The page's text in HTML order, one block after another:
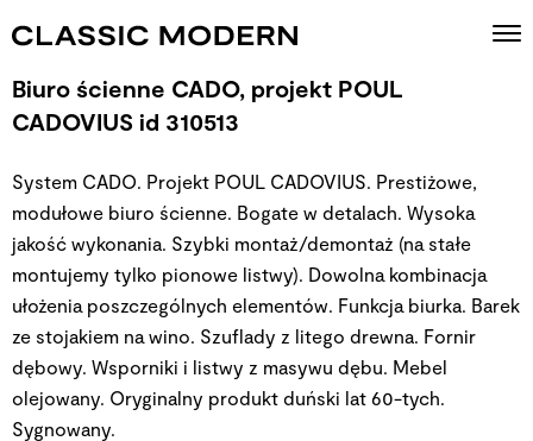
Biuro ścienne CADO, projekt POUL
CADOVIUS id 310513
System CADO. Projekt POUL CADOVIUS. Prestiżowe,
modułowe biuro ścienne. Bogate w detalach. Wysoka
jakość wykonania. Szybki montaż/demontaż (na stałe
montujemy tylko pionowe listwy). Dowolna kombinacja
ułożenia poszczególnych elementów. Funkcja biurka. Barek
ze stojakiem na wino. Szuflady z litego drewna. Fornir
dębowy. Wsporniki i listwy z masywu dębu. Mebel
olejowany. Oryginalny produkt duński lat 60-tych.
Sygnowany.